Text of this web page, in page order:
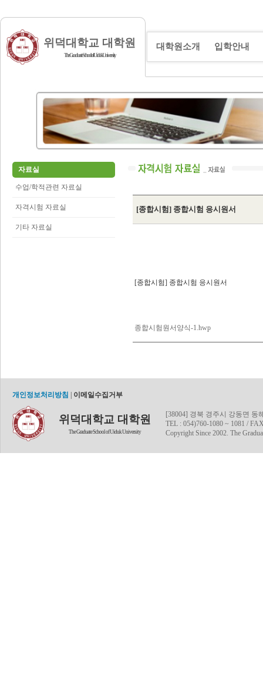
위덕대학교 대학원
The Graduate School of Uiduk University
대학원소개 입학안내
자료실
수업/학적관련 자료실
자격시험 자료실
기타 자료실
[종합시험] 종합시험 응시원서
[종합시험] 종합시험 응시원서
종합시험원서양식-1.hwp
개인정보처리방침 이메일수집거부
위덕대학교 대학원
The Graduate School of Uiduk University
[38004] 경북 경주시 강동면 동
TEL : 054)760-1080 ~ 1081 /
Copyright Since 2002. The